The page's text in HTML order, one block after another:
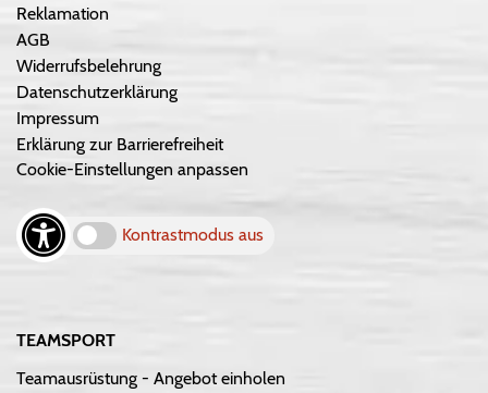
Reklamation
AGB
Widerrufsbelehrung
Datenschutzerklärung
Impressum
Erklärung zur Barrierefreiheit
Cookie-Einstellungen anpassen
Kontrastmodus aus
TEAMSPORT
Teamausrüstung - Angebot einholen